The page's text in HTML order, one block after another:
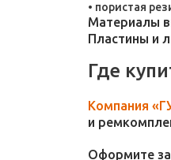
пористая
Материалы
Пластины и
Где
Компания
и
Оформите